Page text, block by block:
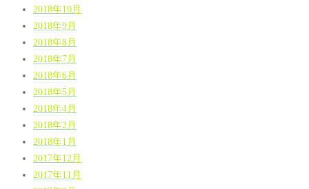
2018年10月
2018年9月
2018年8月
2018年7月
2018年6月
2018年5月
2018年4月
2018年2月
2018年1月
2017年12月
2017年11月